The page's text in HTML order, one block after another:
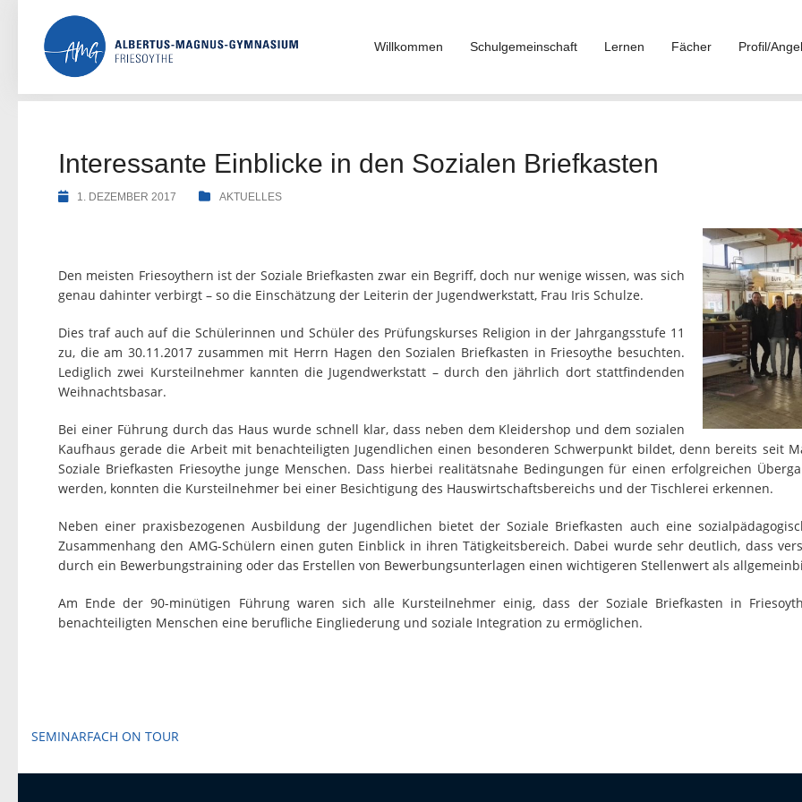
content
Willkommen Schulgemeinschaft Lernen Fächer Profil/
Interessante Einblicke in den Sozialen Briefkasten
1. DEZEMBER 2017 AKTUELLES
Den meisten Friesoythern ist der Soziale Briefkasten zwar ein Begriff, doch nur wenige wissen, was sich
genau dahinter verbirgt – so die Einschätzung der Leiterin der Jugendwerkstatt, Frau Iris Schulze.
Dies traf auch auf die Schülerinnen und Schüler des Prüfungskurses Religion in der Jahrgangsstufe 11
zu, die am 30.11.2017 zusammen mit Herrn Hagen den Sozialen Briefkasten in Friesoythe besuchten.
Lediglich zwei Kursteilnehmer kannten die Jugendwerkstatt – durch den jährlich dort stattfindenden
Weihnachtsbasar.
Bei einer Führung durch das Haus wurde schnell klar, dass neben dem Kleidershop und dem sozialen
Kaufhaus gerade die Arbeit mit benachteiligten Jugendlichen einen besonderen Schwerpunkt bildet, denn bereits seit
Soziale Briefkasten Friesoythe junge Menschen. Dass hierbei realitätsnahe Bedingungen für einen erfolgreichen
werden, konnten die Kursteilnehmer bei einer Besichtigung des Hauswirtschaftsbereichs und der Tischlerei erkennen.
Neben einer praxisbezogenen Ausbildung der Jugendlichen bietet der Soziale Briefkasten auch eine
Zusammenhang den AMG-Schülern einen guten Einblick in ihren Tätigkeitsbereich. Dabei wurde sehr deutlich, dass
durch ein Bewerbungstraining oder das Erstellen von Bewerbungsunterlagen einen wichtigeren Stellenwert als
Am Ende der 90-minütigen Führung waren sich alle Kursteilnehmer einig, dass der Soziale Briefkasten in
benachteiligten Menschen eine berufliche Eingliederung und soziale Integration zu ermöglichen.
Beitragsnavigation
SEMINARFACH ON TOUR